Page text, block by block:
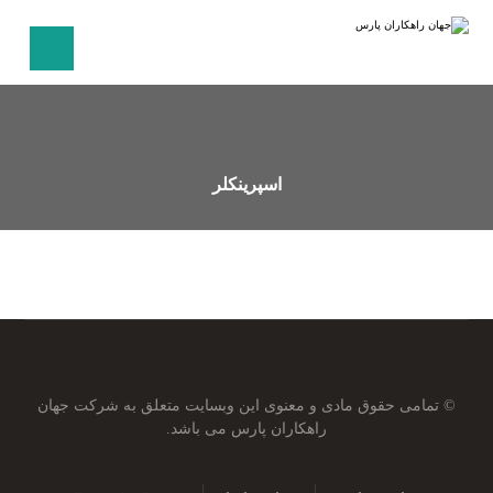
اسپرینکلر
© تمامی حقوق مادی و معنوی این وبسایت متعلق به شرکت جهان
راهکاران پارس می باشد.